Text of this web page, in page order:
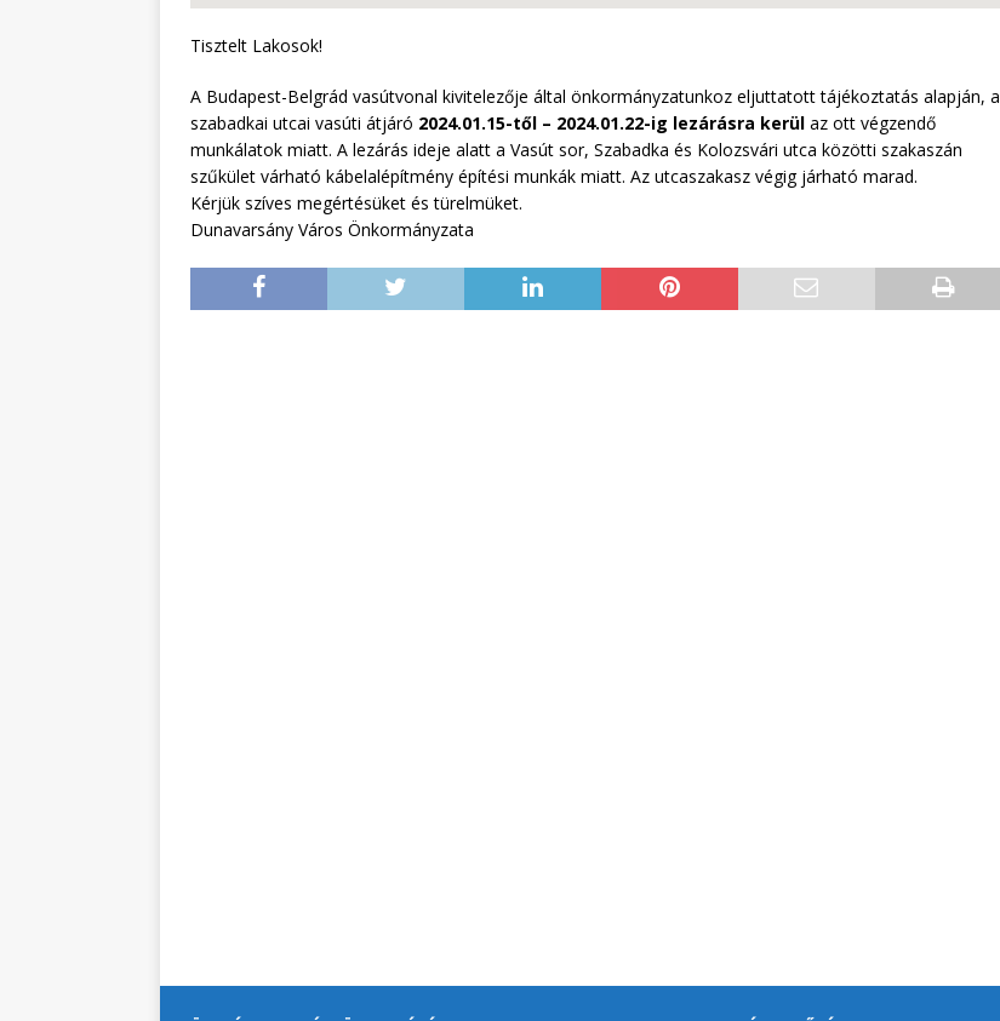
Tisztelt Lakosok!
A Budapest-Belgrád vasútvonal kivitelezője által önkormányzatunkoz eljuttatott tájékoztatás alapján, a
szabadkai utcai vasúti átjáró 2024.01.15-től – 2024.01.22-ig lezárásra kerül az ott végzendő
munkálatok miatt. A lezárás ideje alatt a Vasút sor, Szabadka és Kolozsvári utca közötti szakaszán
szűkület várható kábelalépítmény építési munkák miatt. Az utcaszakasz végig járható marad.
Kérjük szíves megértésüket és türelmüket.
Dunavarsány Város Önkormányzata